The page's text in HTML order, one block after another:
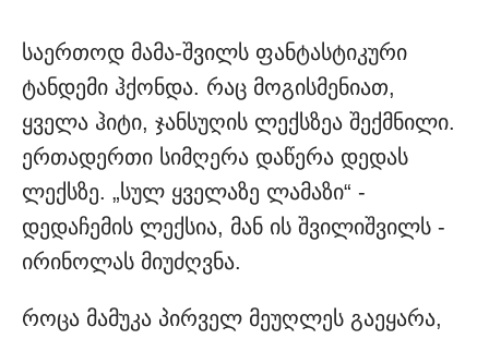
საერთოდ მამა-შვილს ფანტასტიკური
ტანდემი ჰქონდა. რაც მოგისმენიათ,
ყველა ჰიტი, ჯანსუღის ლექსზეა შექმნილი.
ერთადერთი სიმღერა დაწერა დედას
ლექსზე. „სულ ყველაზე ლამაზი“ -
დედაჩემის ლექსია, მან ის შვილიშვილს -
ირინოლას მიუძღვნა.
როცა მამუკა პირველ მეუღლეს გაეყარა,